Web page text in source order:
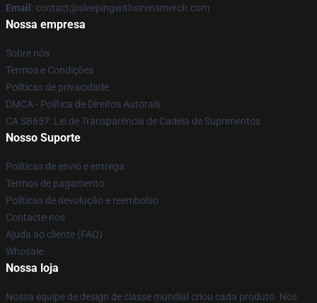
Email : contact@sleepingwithsirensmerch.com
Nossa empresa
Sobre nós
Termos e Condições
Políticas de privacidade
DMCA - Política de Direitos Autorais
CA SB657: Lei de Transparência de Cadeia de Suprimentos
Nosso Suporte
Políticas de envio e entrega
Termos de pagamento
Políticas de devolução e reembolso
Contacte-nos
Ajuda ao cliente (FAQ)
Whosale
Nossa loja
Nossa equipe de design de classe mundial criou cada produto. Nós